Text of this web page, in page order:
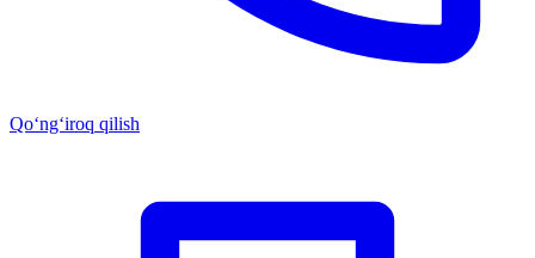
Qo‘ng‘iroq qilish